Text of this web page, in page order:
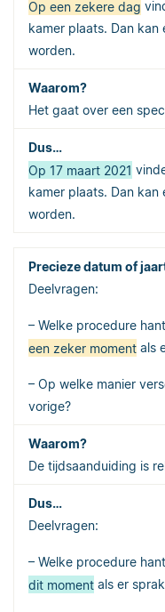
Op een zekere dag
kamer plaats. Dan
worden.
Het gaat over een
Op 17 maart 2021
kamer plaats. Dan
worden.
Deelvragen:
– Welke procedure
een zeker moment als
– Op welke manier
vorige?
De tijdsaanduiding is
Deelvragen:
– Welke procedure
dit moment als er